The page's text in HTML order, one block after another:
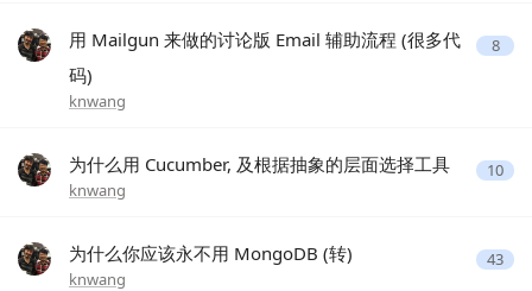
用 Mailgun 来做的讨论版 Email 辅助流程 (很多代
码)
knwang
8
为什么用 Cucumber, 及根据抽象的层面选择工具
knwang
10
为什么你应该永不用 MongoDB (转)
knwang
43